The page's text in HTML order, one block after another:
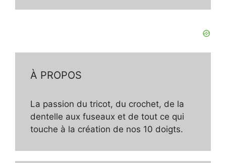
À PROPOS
La passion du tricot, du crochet, de la
dentelle aux fuseaux et de tout ce qui
touche à la création de nos 10 doigts.